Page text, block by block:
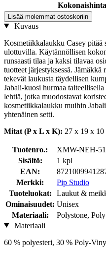
Lisää molemmat ostoskoriin
Kuvaus
Kosmetiikkalaukku Casey pitää
ulottuvilla. Käytännöllisen
runsaasti tilaa ja kaksi tilavaa
tuotteet järjestyksessä.
tekevät laukusta täydellisen
Jabali-kuosi hurmaa
lehtiä, jotka muodostavat
kosmetiikkalaukku muihin
yhtenäinen setti.
Mitat (P x L x K): 27 x 19 x 10
Tuotenro.:
XMW-NEH-
Sisältö:
1 kpl
EAN:
Merkki:
Pip Studio
Tuoteluokat:
Laukut &
Ominaisuudet: Unisex
Materiaali:
Polystone,
Materiaali
60 % polyesteri, 30 % Poly-